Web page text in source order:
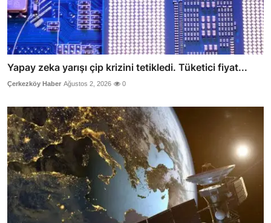
Yapay zeka yarışı çip krizini tetikledi. Tüketici fiyat...
Çerkezköy Haber Ağustos 2, 2026 0